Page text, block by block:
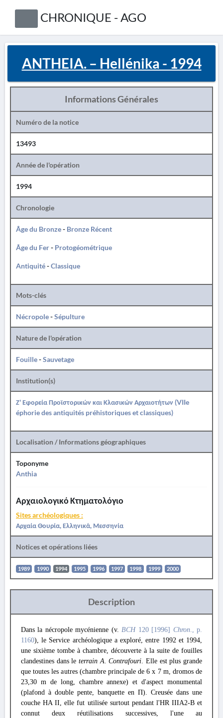
CHRONIQUE - AGO
ANTHEIA. – Hellénika - 1994
Informations Générales
Numéro de la notice
13493
Année de l'opération
1994
Chronologie
Âge du Bronze- Bronze Récent
Âge du Fer- Protogéométrique
Antiquité-Classique
Mots-clés
Nécropole-Sépulture
Nature de l'opération
Fouille-Sauvetage
Institution(s)
Ζ' Εφορεία Προϊστορικών και Κλασικών Αρχαιοτήτων (VIIe
éphorie des antiquités préhistoriques et classiques)
Localisation / Informations géographiques
Toponyme
Anthia
Αρχαιολογικό Κτηματολόγιο
Sites archéologiques :
Αρχαία Θουρία, Ελληνικά, Μεσσηνία
Notices et opérations liées
1989 1990 1994 1995 1996 1997 1998 1999 2000
Description
Dans la nécropole mycénienne (v.BCH 120 [1996] Chron., p.
1160), le Service archéologique a exploré, entre 1992 et 1994,
une sixième tombe à chambre, découverte à la suite de fouilles
clandestines dans le terrain A. Contrafouri. Elle est plus grande
que toutes les autres (chambre principale de 6 x 7 m, dromos de
23,30 m de long, chambre annexe) et d'aspect monumental
(plafond à double pente, banquette en Π). Creusée dans une
couche HA II, elle fut utilisée surtout pendant l'HR IIIA2-B et
connut deux réutilisations successives, l'une au